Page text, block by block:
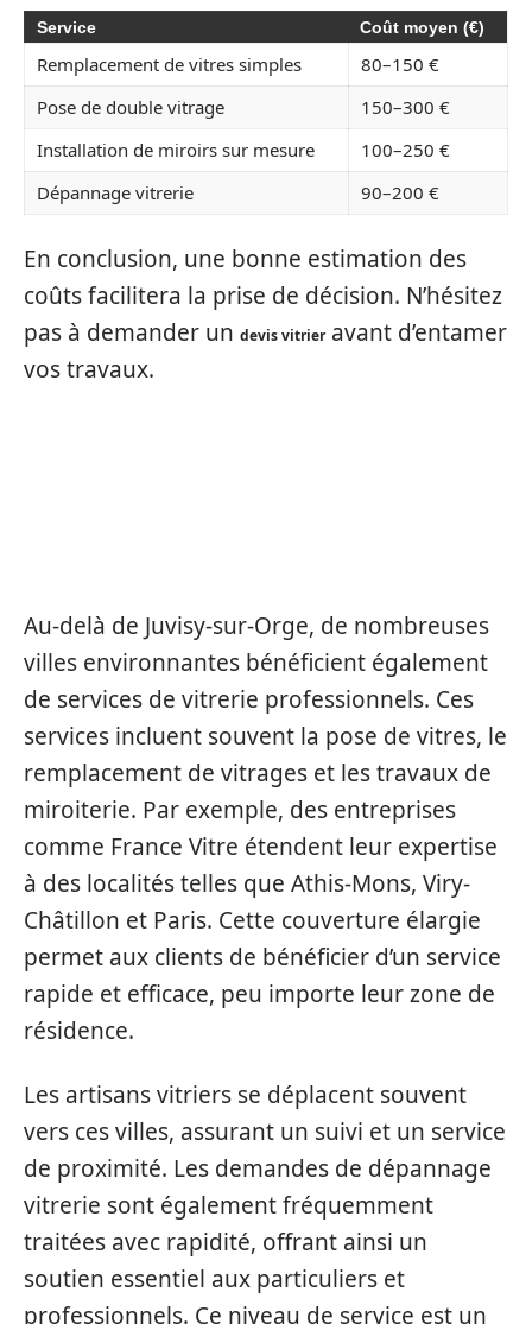
Service Coût moyen (€)
Remplacement de vitres simples
80–150 €
Pose de double vitrage
150–300 €
Installation de miroirs sur mesure
100–250 €
Dépannage vitrerie
90–200 €
En conclusion, une bonne estimation des
coûts facilitera la prise de décision. N’hésitez
pas à demander un devis vitrieravant d’entamer
vos travaux.
Au-delà de Juvisy-sur-Orge, de nombreuses
villes environnantes bénéficient également
de services de vitrerie professionnels. Ces
services incluent souvent la pose de vitres, le
remplacement de vitrages et les travaux de
miroiterie. Par exemple, des entreprises
comme France Vitre étendent leur expertise
à des localités telles que Athis-Mons, Viry-
Châtillon et Paris. Cette couverture élargie
permet aux clients de bénéficier d’un service
rapide et efficace, peu importe leur zone de
résidence.
Les artisans vitriers se déplacent souvent
vers ces villes, assurant un suivi et un service
de proximité. Les demandes de dépannage
vitrerie sont également fréquemment
traitées avec rapidité, offrant ainsi un
soutien essentiel aux particuliers et
professionnels. Ce niveau de service est un